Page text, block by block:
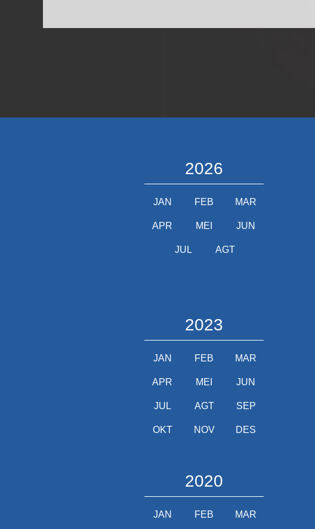
2026
JAN FEB MAR
APR MEI JUN
JUL AGT
2023
JAN FEB MAR
APR MEI JUN
JUL AGT SEP
OKT NOV DES
2020
JAN FEB MAR